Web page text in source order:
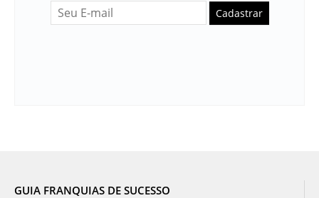
Cadastrar
GUIA FRANQUIAS DE SUCESSO